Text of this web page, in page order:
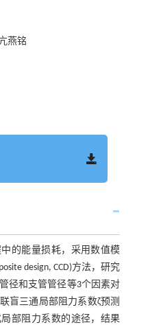
燕铭
的能量损耗，采用数值模
design, CCD)方法，研究
径和支管管径等3个因素对
盲三通局部阻力系数ζ预测
部阻力系数的途径，结果